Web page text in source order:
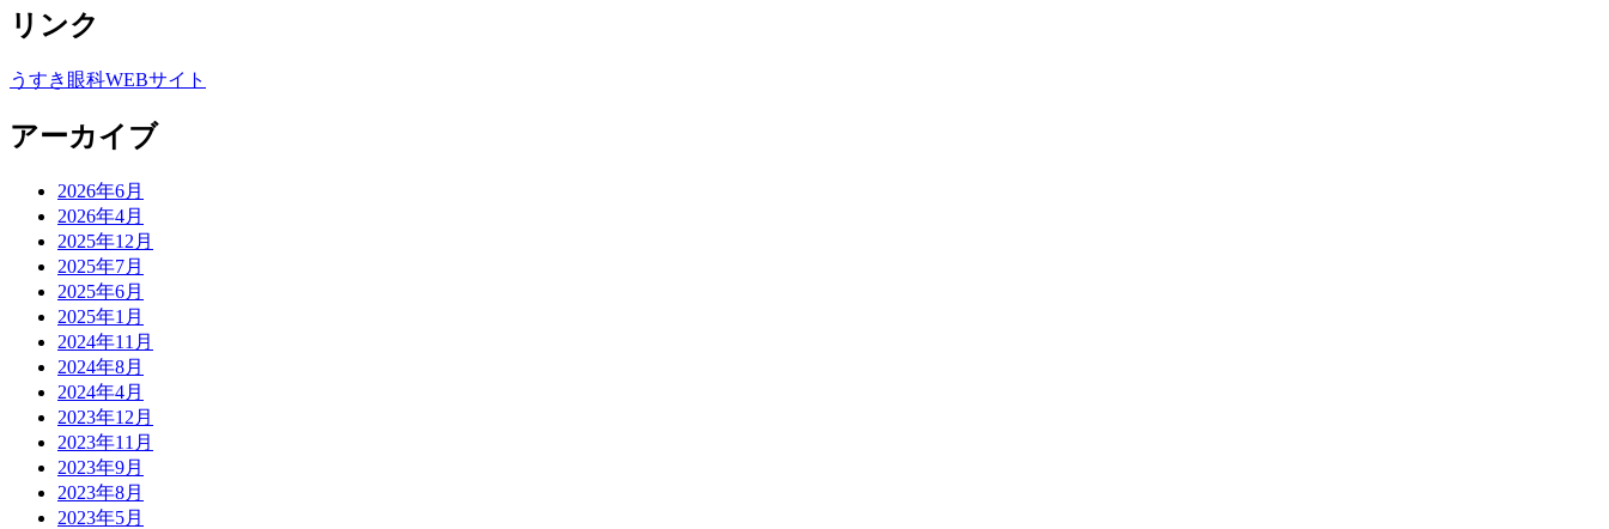
リンク
うすき眼科WEBサイト
アーカイブ
2026年6月
2026年4月
2025年12月
2025年7月
2025年6月
2025年1月
2024年11月
2024年8月
2024年4月
2023年12月
2023年11月
2023年9月
2023年8月
2023年5月